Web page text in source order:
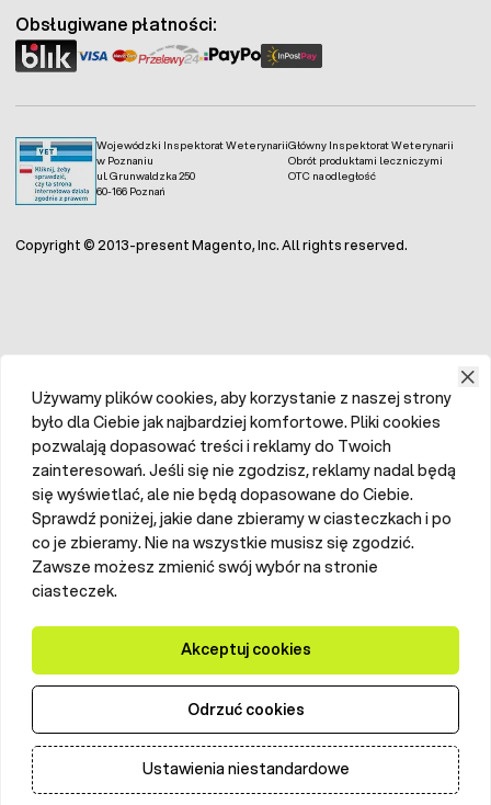
Ilość
Wojewódzki Inspektorat Weterynarii
w Poznaniu
ul. Grunwaldzka 250
60-166 Poznań
Główny Inspektorat Weterynarii
Obrót produktami leczniczymi
OTC na odległość
Obsługiwane płatności:
Copyright © 2013-present Magento, Inc. All rights reserved.
Używamy plików cookies, aby korzystanie z naszej strony
było dla Ciebie jak najbardziej komfortowe. Pliki cookies
pozwalają dopasować treści i reklamy do Twoich
zainteresowań. Jeśli się nie zgodzisz, reklamy nadal będą
się wyświetlać, ale nie będą dopasowane do Ciebie.
Sprawdź poniżej, jakie dane zbieramy w ciasteczkach i po
co je zbieramy. Nie na wszystkie musisz się zgodzić.
Zawsze możesz zmienić swój wybór na stronie
ciasteczek.
Akceptuj cookies
Odrzuć cookies
Ustawienia niestandardowe